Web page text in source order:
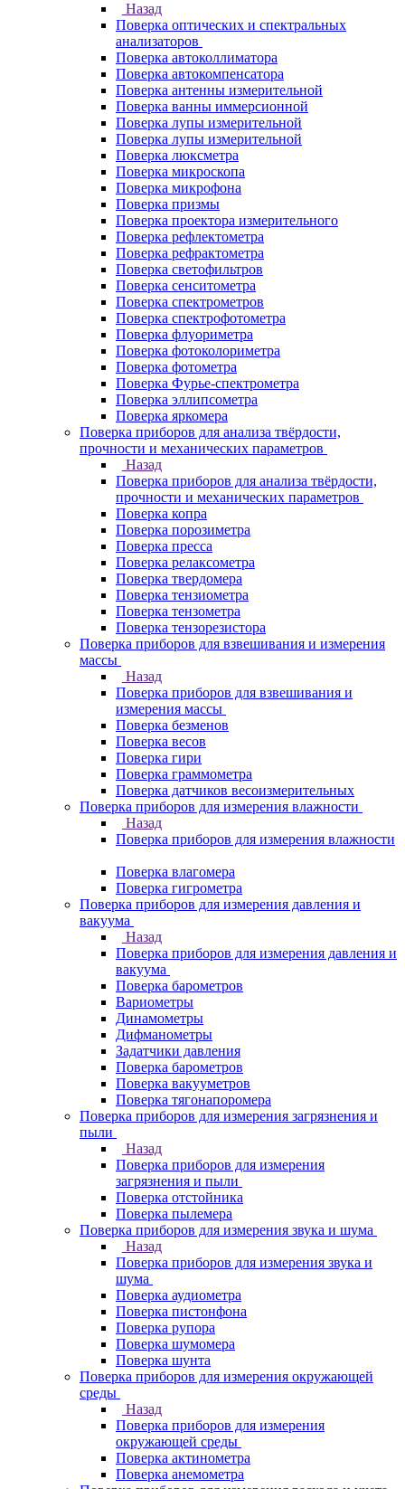
Назад
Поверка оптических и спектральных
анализаторов
Поверка автоколлиматора
Поверка автокомпенсатора
Поверка антенны измерительной
Поверка ванны иммерсионной
Поверка лупы измерительной
Поверка лупы измерительной
Поверка люксметра
Поверка микроскопа
Поверка микрофона
Поверка призмы
Поверка проектора измерительного
Поверка рефлектометра
Поверка рефрактометра
Поверка светофильтров
Поверка сенситометра
Поверка спектрометров
Поверка спектрофотометра
Поверка флуориметра
Поверка фотоколориметра
Поверка фотометра
Поверка Фурье-спектрометра
Поверка эллипсометра
Поверка яркомера
Поверка приборов для анализа твёрдости,
прочности и механических параметров
Назад
Поверка приборов для анализа твёрдости,
прочности и механических параметров
Поверка копра
Поверка порозиметра
Поверка пресса
Поверка релаксометра
Поверка твердомера
Поверка тензиометра
Поверка тензометра
Поверка тензорезистора
Поверка приборов для взвешивания и измерения
массы
Назад
Поверка приборов для взвешивания и
измерения массы
Поверка безменов
Поверка весов
Поверка гири
Поверка граммометра
Поверка датчиков весоизмерительных
Поверка приборов для измерения влажности
Назад
Поверка приборов для измерения влажности
Поверка влагомера
Поверка гигрометра
Поверка приборов для измерения давления и
вакуума
Назад
Поверка приборов для измерения давления и
вакуума
Поверка барометров
Вариометры
Динамометры
Дифманометры
Задатчики давления
Поверка барометров
Поверка вакууметров
Поверка тягонапоромера
Поверка приборов для измерения загрязнения и
пыли
Назад
Поверка приборов для измерения
загрязнения и пыли
Поверка отстойника
Поверка пылемера
Поверка приборов для измерения звука и шума
Назад
Поверка приборов для измерения звука и
шума
Поверка аудиометра
Поверка пистонфона
Поверка рупора
Поверка шумомера
Поверка шунта
Поверка приборов для измерения окружающей
среды
Назад
Поверка приборов для измерения
окружающей среды
Поверка актинометра
Поверка анемометра